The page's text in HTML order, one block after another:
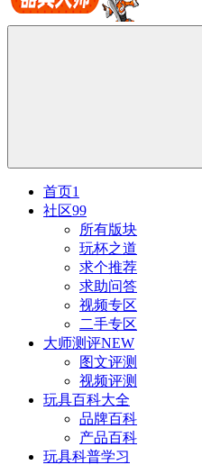
首页1
社区99
所有版块
玩杯之道
求个推荐
求助问答
视频专区
二手专区
大师测评NEW
图文评测
视频评测
玩具百科大全
品牌百科
产品百科
玩具科普学习